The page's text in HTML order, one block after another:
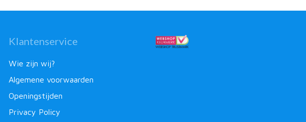
Klantenservice
Wie zijn wij?
Algemene voorwaarden
Openingstijden
Privacy Policy